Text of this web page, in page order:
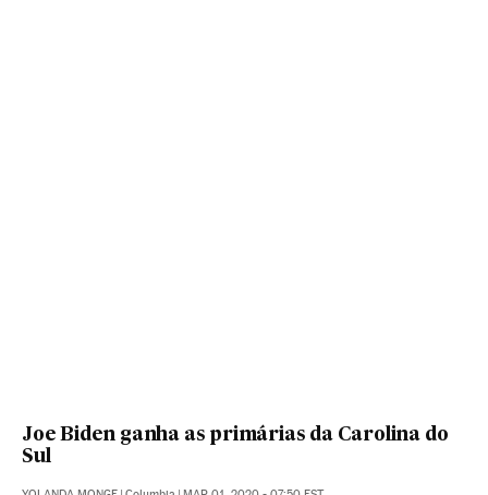
Joe Biden ganha as primárias da Carolina do
Sul